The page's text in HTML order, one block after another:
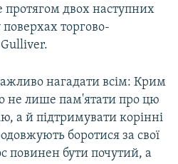
двох наступних
торгово-
нагадати всім: Крим
не лише пам'ятати про цю
а й підтримувати корінні
боротися за свої
повинен бути почутий, а